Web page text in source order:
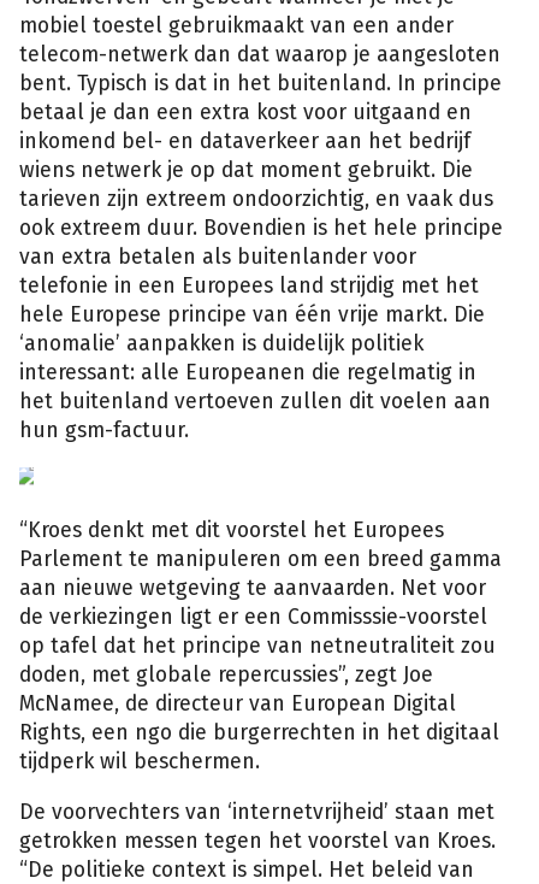
mobiel toestel gebruikmaakt van een ander
telecom-netwerk dan dat waarop je aangesloten
bent. Typisch is dat in het buitenland. In principe
betaal je dan een extra kost voor uitgaand en
inkomend bel- en dataverkeer aan het bedrijf
wiens netwerk je op dat moment gebruikt. Die
tarieven zijn extreem ondoorzichtig, en vaak dus
ook extreem duur. Bovendien is het hele principe
van extra betalen als buitenlander voor
telefonie in een Europees land strijdig met het
hele Europese principe van één vrije markt. Die
‘anomalie’ aanpakken is duidelijk politiek
interessant: alle Europeanen die regelmatig in
het buitenland vertoeven zullen dit voelen aan
hun gsm-factuur.
“Kroes denkt met dit voorstel het Europees
Parlement te manipuleren om een breed gamma
aan nieuwe wetgeving te aanvaarden. Net voor
de verkiezingen ligt er een Commisssie-voorstel
op tafel dat het principe van netneutraliteit zou
doden, met globale repercussies”, zegt Joe
McNamee, de directeur van European Digital
Rights, een ngo die burgerrechten in het digitaal
tijdperk wil beschermen.
De voorvechters van ‘internetvrijheid’ staan met
getrokken messen tegen het voorstel van Kroes.
“De politieke context is simpel. Het beleid van